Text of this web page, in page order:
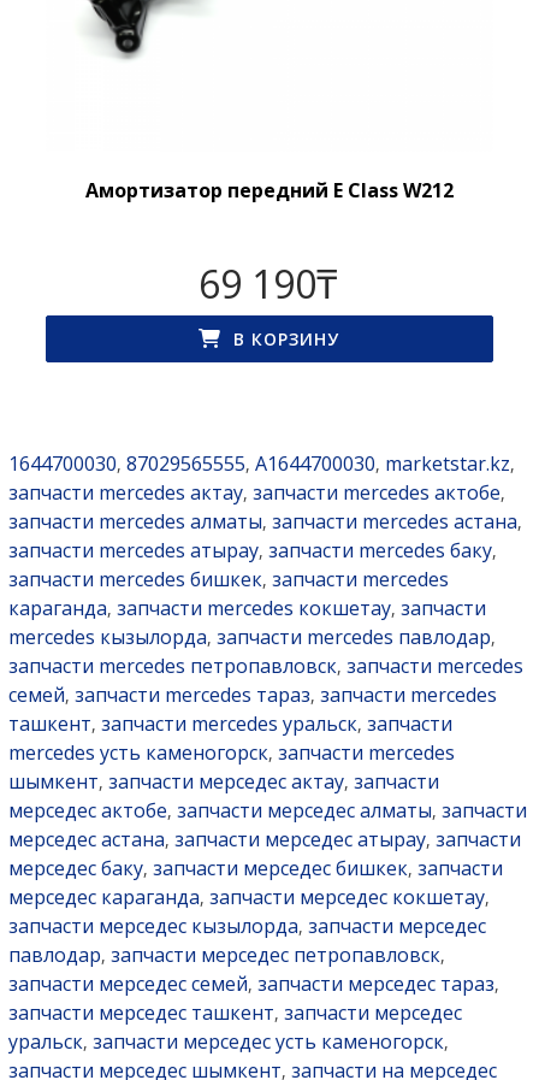
Амортизатор передний E Class W212
69 190₸
В КОРЗИНУ
1644700030, 87029565555, A1644700030, marketstar.kz,
запчасти mercedes актау, запчасти mercedes актобе,
запчасти mercedes алматы, запчасти mercedes астана,
запчасти mercedes атырау, запчасти mercedes баку,
запчасти mercedes бишкек, запчасти mercedes
караганда, запчасти mercedes кокшетау, запчасти
mercedes кызылорда, запчасти mercedes павлодар,
запчасти mercedes петропавловск, запчасти mercedes
семей, запчасти mercedes тараз, запчасти mercedes
ташкент, запчасти mercedes уральск, запчасти
mercedes усть каменогорск, запчасти mercedes
шымкент, запчасти мерседес актау, запчасти
мерседес актобе, запчасти мерседес алматы, запчасти
мерседес астана, запчасти мерседес атырау, запчасти
мерседес баку, запчасти мерседес бишкек, запчасти
мерседес караганда, запчасти мерседес кокшетау,
запчасти мерседес кызылорда, запчасти мерседес
павлодар, запчасти мерседес петропавловск,
запчасти мерседес семей, запчасти мерседес тараз,
запчасти мерседес ташкент, запчасти мерседес
уральск, запчасти мерседес усть каменогорск,
запчасти мерседес шымкент, запчасти на мерседес